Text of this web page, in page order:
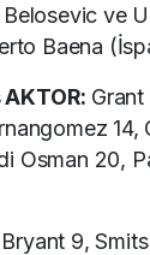
Belosevic ve
Baena
14,
Osman 20,
Bryant 9,